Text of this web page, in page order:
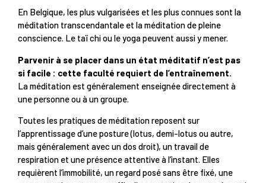
En Belgique, les plus vulgarisées et les plus connues sont la
méditation transcendantale et la méditation de pleine
conscience. Le taï chi ou le yoga peuvent aussi y mener.
Parvenir à se placer dans un état méditatif n’est pas
si facile : cette faculté requiert de l’entraînement.
La méditation est généralement enseignée directement à
une personne ou à un groupe.
Toutes les pratiques de méditation reposent sur
l’apprentissage d’une posture (lotus, demi-lotus ou autre,
mais généralement avec un dos droit), un travail de
respiration et une présence attentive à l’instant. Elles
requièrent l’immobilité, un regard posé sans être fixé, une